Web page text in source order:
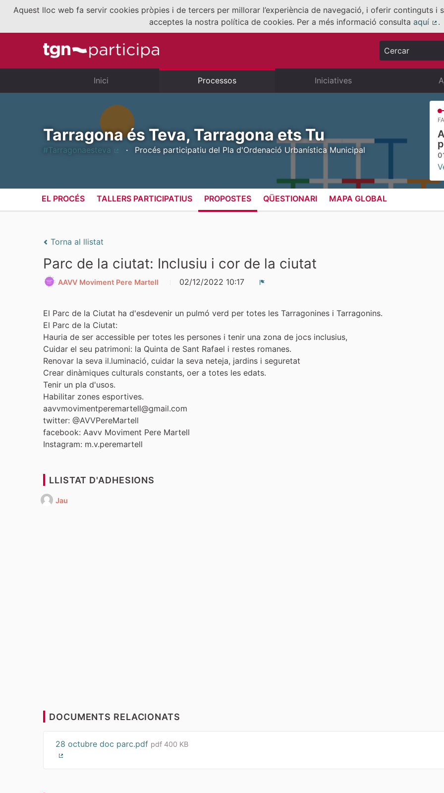
Aquest lloc web fa servir cookies pròpies i de tercers per millorar l’experiència de navegació, i oferir continguts i
acceptes la nostra política de cookies. Per a més informació consultaaquí
.
Cercar
Inici Processos Iniciatives
Tarragona és Teva, Tarragona ets Tu
#Tarragonaesteva
Procés participatiu del Pla d'Ordenació Urbanística Municipal
EL PROCÉS TALLERS PARTICIPATIUS PROPOSTES QÜESTIONARI MAPA GLOBAL
Torna al llistat
Parc de la ciutat: Inclusiu i cor de la ciutat
AAVV Moviment Pere Martell
02/12/2022 10:17
El Parc de la Ciutat ha d'esdevenir un pulmó verd per totes les Tarragonines i Tarragonins.
El Parc de la Ciutat:
Hauria de ser accessible per totes les persones i tenir una zona de jocs inclusius,
Cuidar el seu patrimoni: la Quinta de Sant Rafael i restes romanes.
Renovar la seva il.luminació, cuidar la seva neteja, jardins i seguretat
Crear dinàmiques culturals constants, oer a totes les edats.
Tenir un pla d'usos.
Habilitar zones esportives.
aavvmovimentperemartell@gmail.com
twitter: @AVVPereMartell
facebook: Aavv Moviment Pere Martell
Instagram: m.v.peremartell
LLISTAT D'ADHESIONS
Jau
DOCUMENTS RELACIONATS
28 octubre doc parc.pdf pdf 400 KB